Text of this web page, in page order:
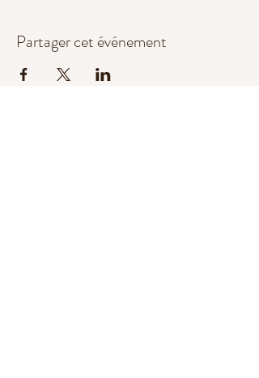
Partager cet événement